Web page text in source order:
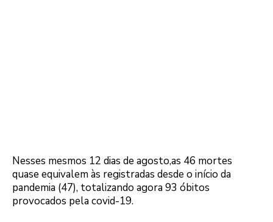
Nesses mesmos 12 dias de agosto,as 46 mortes
quase equivalem às registradas desde o início da
pandemia (47), totalizando agora 93 óbitos
provocados pela covid-19.